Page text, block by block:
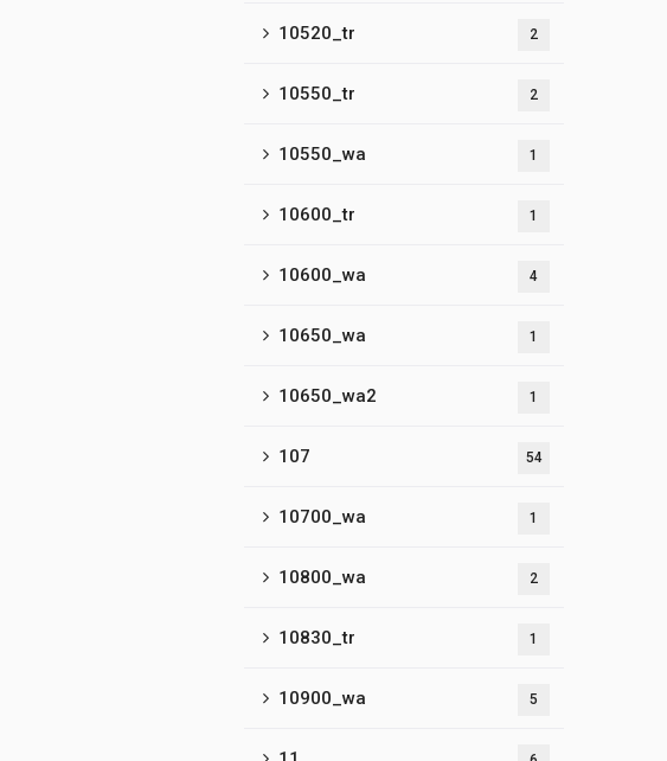
10520_tr 2
10550_tr 2
10550_wa 1
10600_tr 1
10600_wa 4
10650_wa 1
10650_wa2 1
107 54
10700_wa 1
10800_wa 2
10830_tr 1
10900_wa 5